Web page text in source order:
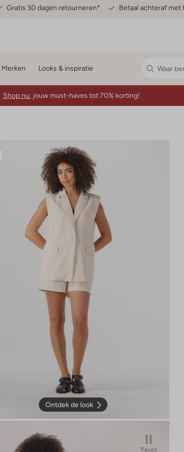
Gratis 30 dagen retourneren* Betaal achteraf met
Merken Looks & inspiratie
Shop nu: jouw must-haves tot 70% korting!
Ontdek de look
Pauze